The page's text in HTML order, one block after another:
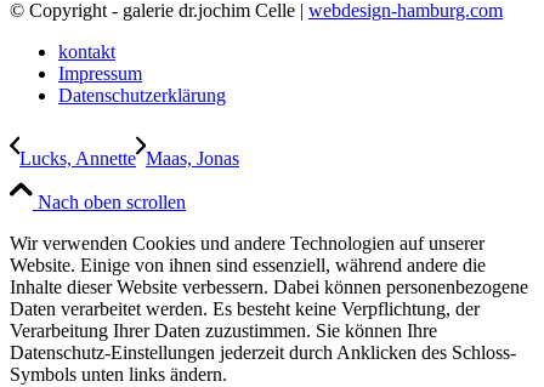
© Copyright - galerie dr.jochim Celle | webdesign-hamburg.com
kontakt
Impressum
Datenschutzerklärung
Lucks, Annette Maas, Jonas
Nach oben scrollen
Wir verwenden Cookies und andere Technologien auf unserer
Website. Einige von ihnen sind essenziell, während andere die
Inhalte dieser Website verbessern. Dabei können personenbezogene
Daten verarbeitet werden. Es besteht keine Verpflichtung, der
Verarbeitung Ihrer Daten zuzustimmen. Sie können Ihre
Datenschutz-Einstellungen jederzeit durch Anklicken des Schloss-
Symbols unten links ändern.